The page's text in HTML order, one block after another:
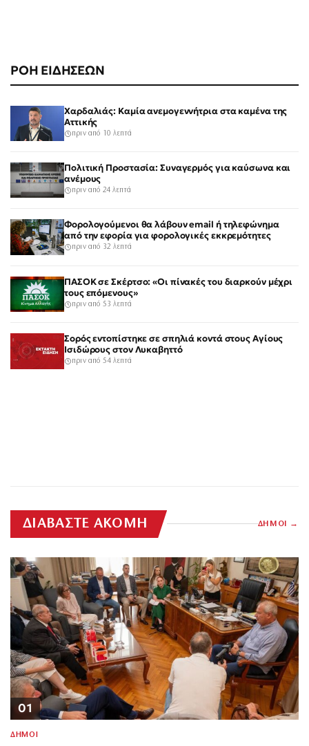
ΡΟΗ ΕΙΔΗΣΕΩΝ
Χαρδαλιάς: Καμία ανεμογεννήτρια στα καμένα της
Αττικής
πριν από 10 λεπτά
Πολιτική Προστασία: Συναγερμός για καύσωνα και
ανέμους
πριν από 24 λεπτά
Φορολογούμενοι θα λάβουν email ή τηλεφώνημα
από την εφορία για φορολογικές εκκρεμότητες
πριν από 32 λεπτά
ΠΑΣΟΚ σε Σκέρτσο: «Οι πίνακές του διαρκούν μέχρι
τους επόμενους»
πριν από 53 λεπτά
Σορός εντοπίστηκε σε σπηλιά κοντά στους Αγίους
Ισιδώρους στον Λυκαβηττό
πριν από 54 λεπτά
ΔΙΑΒΑΣΤΕ ΑΚΟΜΗ ΔΗΜΟΙ
01
ΔΗΜΟΙ